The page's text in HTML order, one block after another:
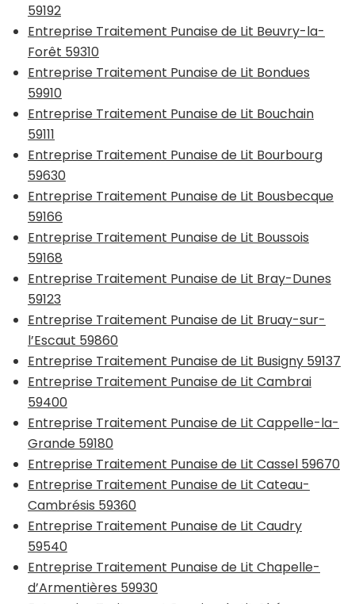
59192
Entreprise Traitement Punaise de Lit Beuvry-la-
Forêt 59310
Entreprise Traitement Punaise de Lit Bondues
59910
Entreprise Traitement Punaise de Lit Bouchain
59111
Entreprise Traitement Punaise de Lit Bourbourg
59630
Entreprise Traitement Punaise de Lit Bousbecque
59166
Entreprise Traitement Punaise de Lit Boussois
59168
Entreprise Traitement Punaise de Lit Bray-Dunes
59123
Entreprise Traitement Punaise de Lit Bruay-sur-
l’Escaut 59860
Entreprise Traitement Punaise de Lit Busigny 59137
Entreprise Traitement Punaise de Lit Cambrai
59400
Entreprise Traitement Punaise de Lit Cappelle-la-
Grande 59180
Entreprise Traitement Punaise de Lit Cassel 59670
Entreprise Traitement Punaise de Lit Cateau-
Cambrésis 59360
Entreprise Traitement Punaise de Lit Caudry
59540
Entreprise Traitement Punaise de Lit Chapelle-
d’Armentières 59930